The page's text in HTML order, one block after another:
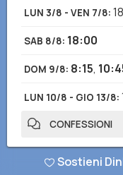
LUN 3/8 - VEN 7/8:
SAB 8/8: 18:00
DOM 9/8: 8:15,
LUN 10/8 - GIO 13/8:
CONFESSIONI
LUN 3/8 - VEN 7/8:
Sostieni